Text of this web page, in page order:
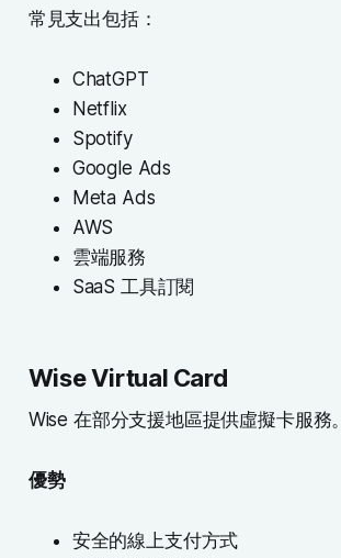
常見支出包括：
ChatGPT
Netflix
Spotify
Google Ads
Meta Ads
AWS
雲端服務
SaaS 工具訂閱
Wise Virtual Card
Wise 在部分支援地區提供虛擬卡服務。
優勢
安全的線上支付方式